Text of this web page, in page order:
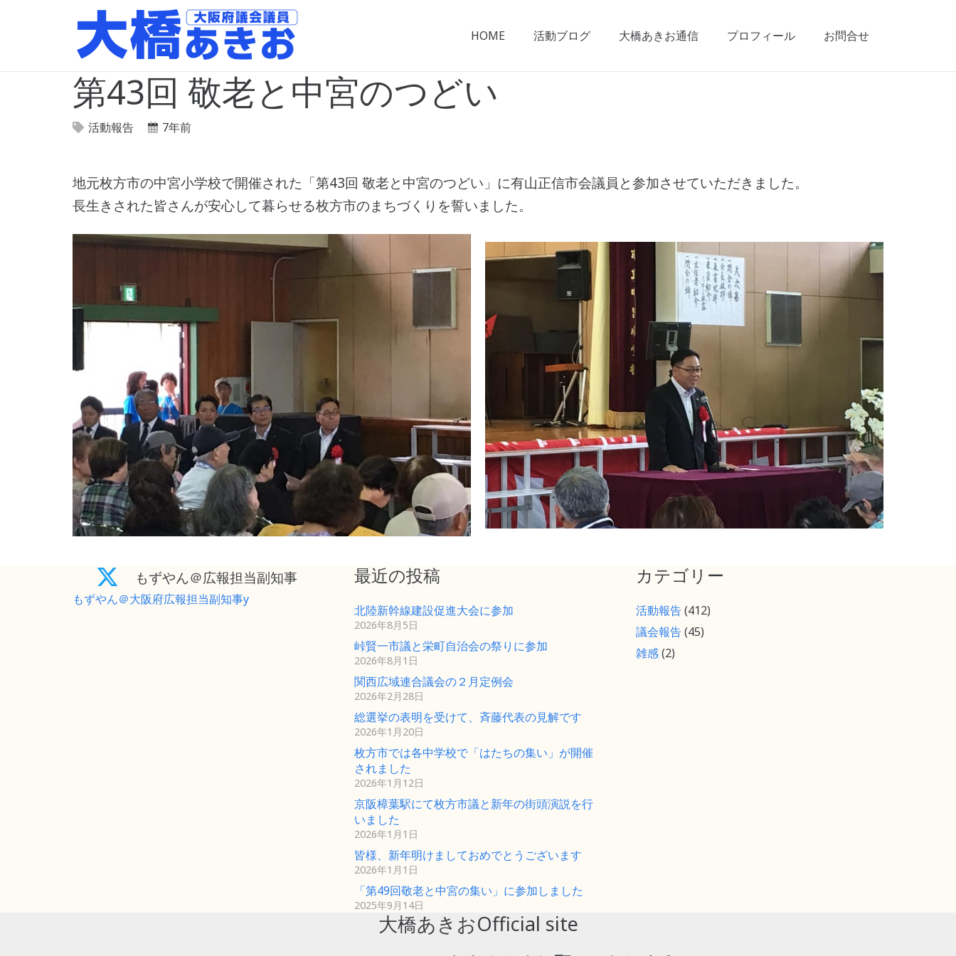
HOME 活動ブログ 大橋あきお通信 プロフィール お問合せ
第43回 敬老と中宮のつどい
活動報告 7年前
地元枚方市の中宮小学校で開催された「第43回 敬老と中宮のつどい」に有山正信市会議員と参加させていただきました。
長生きされた皆さんが安心して暮らせる枚方市のまちづくりを誓いました。
もずやん＠広報担当副知事
もずやん＠大阪府広報担当副知事y
最近の投稿
北陸新幹線建設促進大会に参加
2026年8月5日
峠賢一市議と栄町自治会の祭りに参加
2026年8月1日
関西広域連合議会の２月定例会
2026年2月28日
総選挙の表明を受けて、斉藤代表の見解です
2026年1月20日
枚方市では各中学校で「はたちの集い」が開催
されました
2026年1月12日
京阪樟葉駅にて枚方市議と新年の街頭演説を行
いました
2026年1月1日
皆様、新年明けましておめでとうございます
2026年1月1日
「第49回敬老と中宮の集い」に参加しました
2025年9月14日
カテゴリー
活動報告(412)
議会報告(45)
雑感(2)
大橋あきおOfficial site